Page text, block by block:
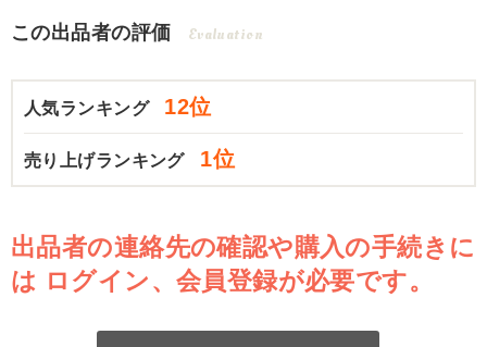
この出品者の評価 Evaluation
人気ランキング 12位
売り上げランキング 1位
出品者の連絡先の確認や購入の手続きに
は ログイン、会員登録が必要です。